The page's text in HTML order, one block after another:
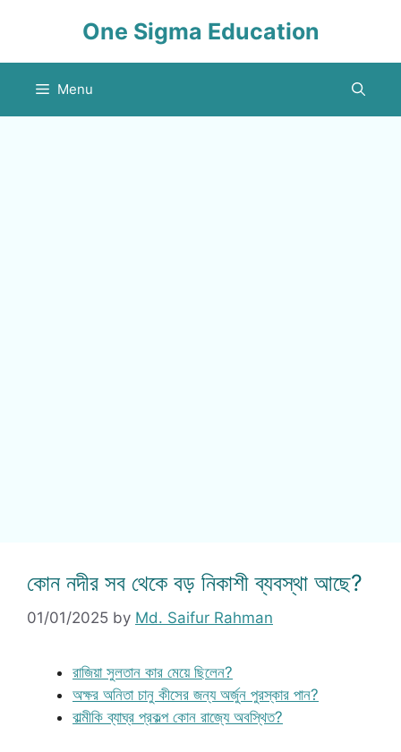
One Sigma Education
Menu
কোন নদীর সব থেকে বড় নিকাশী ব্যবস্থা আছে?
01/01/2025 by Md. Saifur Rahman
রাজিয়া সুলতান কার মেয়ে ছিলেন?
অক্ষর অনিতা চানু কীসের জন্য অর্জুন পুরস্কার পান?
বাল্মীকি ব্যাঘ্র প্রকল্প কোন রাজ্যে অবস্থিত?